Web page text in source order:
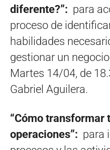
diferente?”: para
proceso de
habilidades
gestionar un
Martes 14/04, de
Gabriel Aguilera.
“Cómo transformar
operaciones”: para